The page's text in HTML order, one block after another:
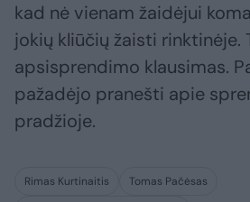
kad nė vienam žaidėjui
jokių kliūčių žaisti rinktinėje.
apsisprendimo klausimas.
pažadėjo pranešti apie
pradžioje.
Rimas Kurtinaitis
Tomas Pačėsas